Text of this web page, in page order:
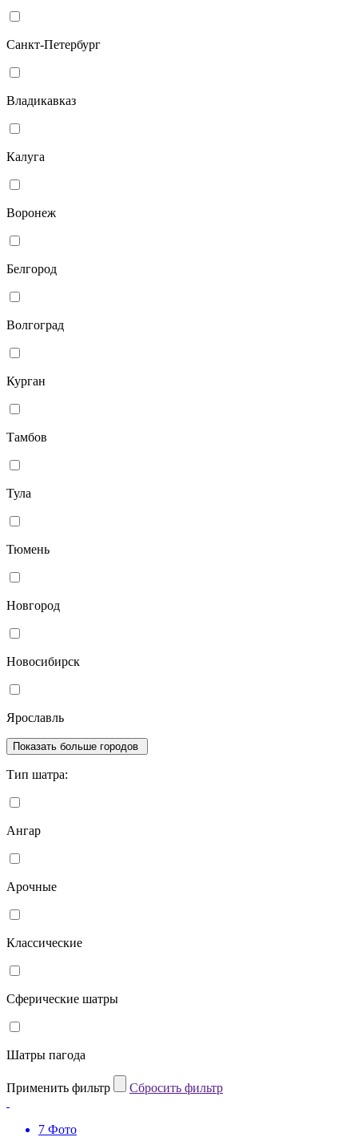
Санкт-Петербург
Владикавказ
Калуга
Воронеж
Белгород
Волгоград
Курган
Тамбов
Тула
Тюмень
Новгород
Новосибирск
Ярославль
Показать больше городов
Тип шатра:
Ангар
Арочные
Классические
Сферические шатры
Шатры пагода
Применить фильтр Cбросить фильтр
7 Фото